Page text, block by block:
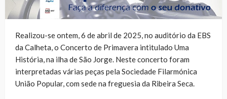
Realizou-se ontem, 6 de abril de 2025, no auditório da EBS
da Calheta, o Concerto de Primavera intitulado Uma
História, na ilha de São Jorge. Neste concerto foram
interpretadas várias peças pela Sociedade Filarmónica
União Popular, com sede na freguesia da Ribeira Seca.